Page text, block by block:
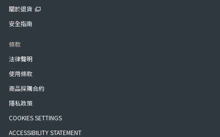
關於退貨
安全指南
條款
法律聲明
使用條款
商品採購合約
隱私政策
COOKIES SETTINGS
ACCESSIBILITY STATEMENT